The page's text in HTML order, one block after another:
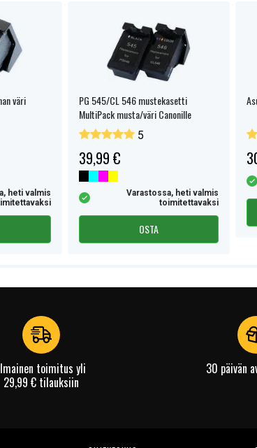
väri
heti valmis
PG 545/CL 546 mustekasetti
MultiPack musta/väri Canonille
5
39,99 €
Varastossa, heti valmis
toimitettavaksi
OSTA
toimitus yli
29,99 € tilauksiin
30 päivän